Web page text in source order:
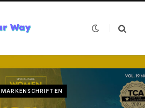
MARKENSCHRIFTEN